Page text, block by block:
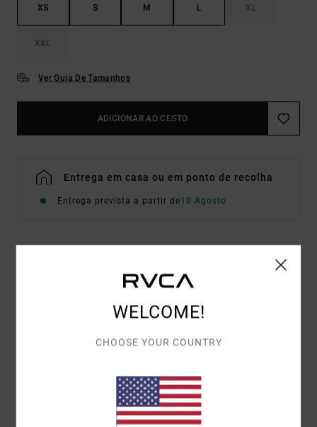
XS S M L XL
XXL
Ver Guia De Tamanhos
ADICIONAR AO CESTO
Entrega em casa ou em ponto de recolha
Entrega prevista a partir de10 Agosto
Mistura de algodão e algodão reciclado
Descontraído, casual e sem restrições
Mistura de artes em serigrafia e bordadas na frente
WELCOME!
CHOOSE YOUR COUNTRY